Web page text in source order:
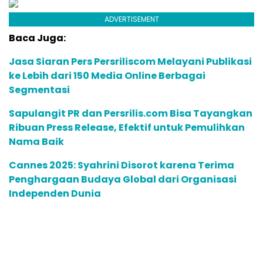
ADVERTISEMENT
Baca Juga:
Jasa Siaran Pers Persriliscom Melayani Publikasi
ke Lebih dari 150 Media Online Berbagai
Segmentasi
Sapulangit PR dan Persrilis.com Bisa Tayangkan
Ribuan Press Release, Efektif untuk Pemulihkan
Nama Baik
Cannes 2025: Syahrini Disorot karena Terima
Penghargaan Budaya Global dari Organisasi
Independen Dunia